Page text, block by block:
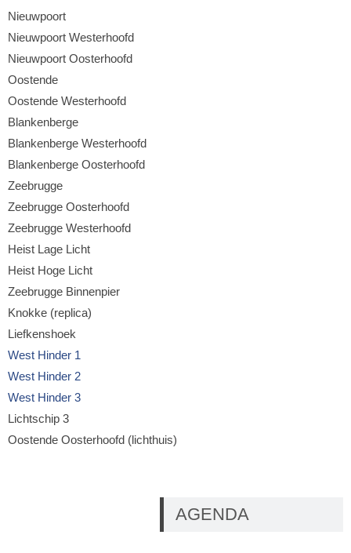
Nieuwpoort
Nieuwpoort Westerhoofd
Nieuwpoort Oosterhoofd
Oostende
Oostende Westerhoofd
Blankenberge
Blankenberge Westerhoofd
Blankenberge Oosterhoofd
Zeebrugge
Zeebrugge Oosterhoofd
Zeebrugge Westerhoofd
Heist Lage Licht
Heist Hoge Licht
Zeebrugge Binnenpier
Knokke (replica)
Liefkenshoek
West Hinder 1
West Hinder 2
West Hinder 3
Lichtschip 3
Oostende Oosterhoofd (lichthuis)
AGENDA